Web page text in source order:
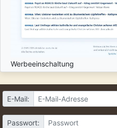
Werbeeinschaltung
E-Mail:
Passwort: